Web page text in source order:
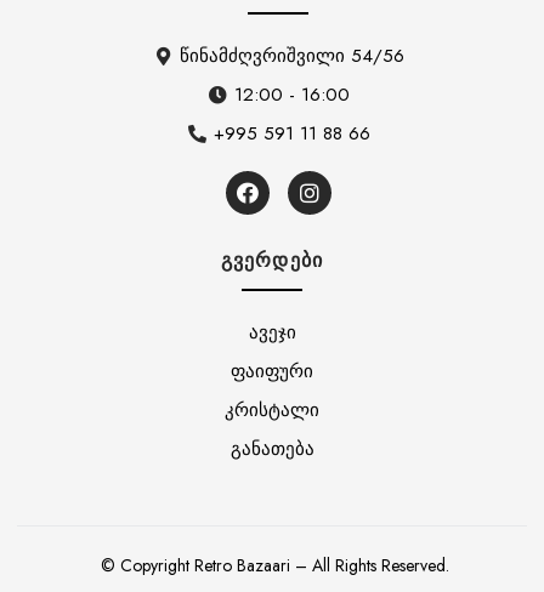
წინამძღვრიშვილი 54/56
12:00 - 16:00
+995 591 11 88 66
ᲒᲕᲔᲠᲓᲔᲑᲘ
ავეჯი
ფაიფური
კრისტალი
განათება
© Copyright Retro Bazaari – All Rights Reserved.